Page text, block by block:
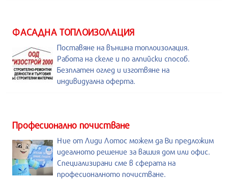
ФАСАДНА ТОПЛОИЗОЛАЦИЯ
Поставяне на външна топлоизолация.
Работа на скеле и по алпийски способ.
Безплатен оглед и изготвяне на
индивидуална оферта.
Професионално почистване
Ние от Лиди Лотос можем да Ви предложим
идеалното решение за вашия дом или офис.
Специализирани сме в сферата на
професионалното почистване.